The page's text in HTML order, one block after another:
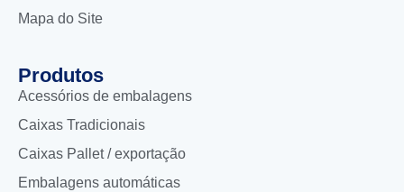
Mapa do Site
Produtos
Acessórios de embalagens
Caixas Tradicionais
Caixas Pallet / exportação
Embalagens automáticas